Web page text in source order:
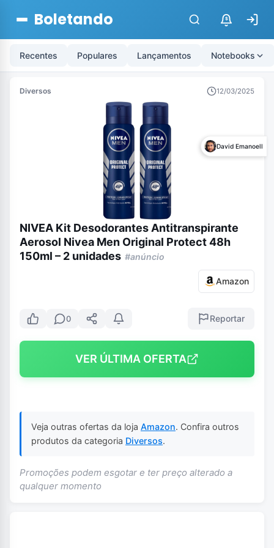
Boletando $
Recentes Populares Lançamentos Notebooks
Diversos 12/03/2025
David Emanoell
NIVEA Kit Desodorantes Antitranspirante
Aerosol Nivea Men Original Protect 48h
150ml – 2 unidades #anúncio
Amazon
0 Reportar
VER ÚLTIMA OFERTA
Veja outras ofertas da loja Amazon. Confira outros
produtos da categoria Diversos.
Promoções podem esgotar e ter preço alterado a
qualquer momento